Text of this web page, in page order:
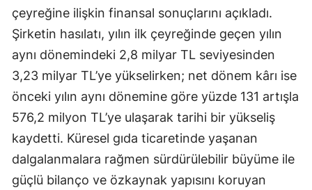
çeyreğine ilişkin finansal sonuçlarını açıkladı.
Şirketin hasılatı, yılın ilk çeyreğinde geçen yılın
aynı dönemindeki 2,8 milyar TL seviyesinden
3,23 milyar TL’ye yükselirken; net dönem kârı ise
önceki yılın aynı dönemine göre yüzde 131 artışla
576,2 milyon TL’ye ulaşarak tarihi bir yükseliş
kaydetti. Küresel gıda ticaretinde yaşanan
dalgalanmalara rağmen sürdürülebilir büyüme ile
güçlü bilanço ve özkaynak yapısını koruyan